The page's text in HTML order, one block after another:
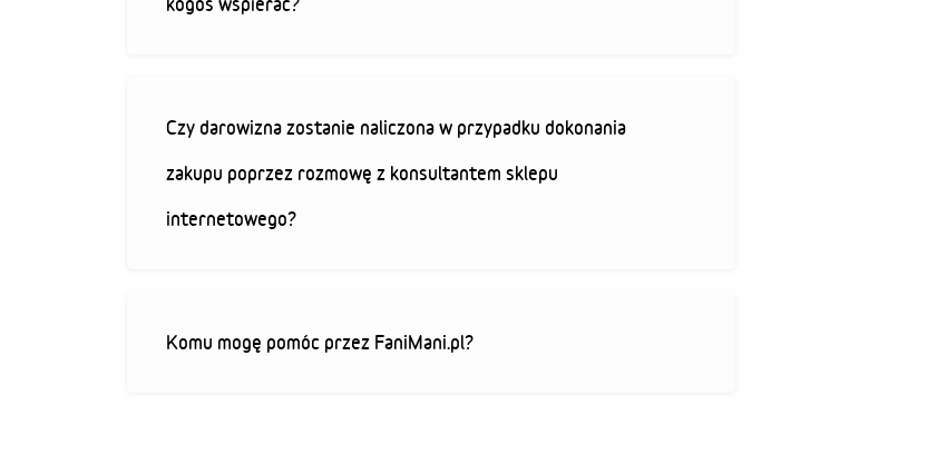
Czy darowizna zostanie naliczona w przypadku dokonania
zakupu poprzez rozmowę z konsultantem sklepu
internetowego?
Komu mogę pomóc przez FaniMani.pl?